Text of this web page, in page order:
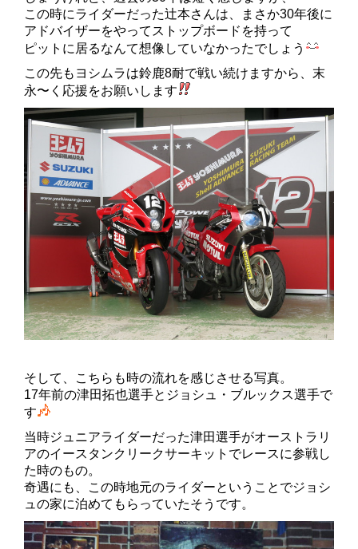
この時にライダーだった辻本さんは、まさか30年後に
アドバイザーをやってストップボードを持って
ピットに居るなんて想像していなかったでしょう
この先もヨシムラは鈴鹿8耐で戦い続けますから、末
永〜く応援をお願いします
そして、こちらも時の流れを感じさせる写真。
17年前の津田拓也選手とジョシュ・ブルックス選手で
す
当時ジュニアライダーだった津田選手がオーストラリ
アのイースタンクリークサーキットでレースに参戦し
た時のもの。
奇遇にも、この時地元のライダーということでジョシ
ュの家に泊めてもらっていたそうです。